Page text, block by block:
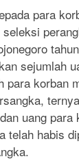
para
sejumlah
para korban
uang para
telah habis